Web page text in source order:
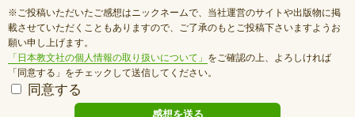
※ご投稿いただいたご感想はニックネームで、当社運営のサイトや出版物に掲
載させていただくこともありますので、ご了承のもとご投稿下さいますようお
願い申し上げます。
「日本教文社の個人情報の取り扱いについて」 をご確認の上、よろしければ
「同意する」をチェックして送信してください。
同意する